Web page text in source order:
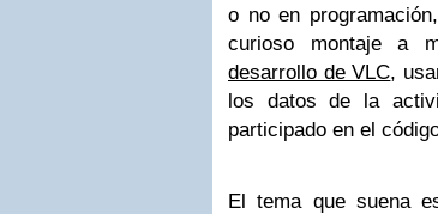
o no en
curioso montaje a
desarrollo de VLC,
los datos de la
participado en el
El tema que suena